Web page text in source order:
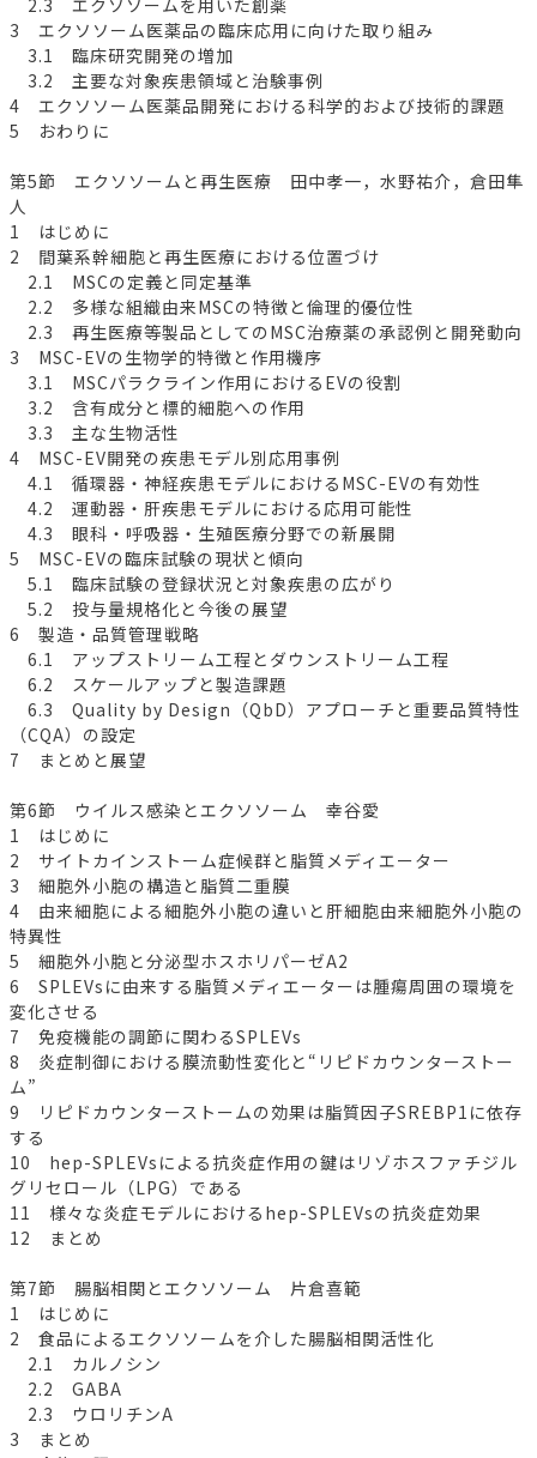
2.3 エクソソームを用いた創薬
3 エクソソーム医薬品の臨床応用に向けた取り組み
3.1 臨床研究開発の増加
3.2 主要な対象疾患領域と治験事例
4 エクソソーム医薬品開発における科学的および技術的課題
5 おわりに
第5節 エクソソームと再生医療 田中孝一，水野祐介，倉田隼
人
1 はじめに
2 間葉系幹細胞と再生医療における位置づけ
2.1 MSCの定義と同定基準
2.2 多様な組織由来MSCの特徴と倫理的優位性
2.3 再生医療等製品としてのMSC治療薬の承認例と開発動向
3 MSC-EVの生物学的特徴と作用機序
3.1 MSCパラクライン作用におけるEVの役割
3.2 含有成分と標的細胞への作用
3.3 主な生物活性
4 MSC-EV開発の疾患モデル別応用事例
4.1 循環器・神経疾患モデルにおけるMSC-EVの有効性
4.2 運動器・肝疾患モデルにおける応用可能性
4.3 眼科・呼吸器・生殖医療分野での新展開
5 MSC-EVの臨床試験の現状と傾向
5.1 臨床試験の登録状況と対象疾患の広がり
5.2 投与量規格化と今後の展望
6 製造・品質管理戦略
6.1 アップストリーム工程とダウンストリーム工程
6.2 スケールアップと製造課題
6.3 Quality by Design（QbD）アプローチと重要品質特性
（CQA）の設定
7 まとめと展望
第6節 ウイルス感染とエクソソーム 幸谷愛
1 はじめに
2 サイトカインストーム症候群と脂質メディエーター
3 細胞外小胞の構造と脂質二重膜
4 由来細胞による細胞外小胞の違いと肝細胞由来細胞外小胞の
特異性
5 細胞外小胞と分泌型ホスホリパーゼA2
6 SPLEVsに由来する脂質メディエーターは腫瘍周囲の環境を
変化させる
7 免疫機能の調節に関わるSPLEVs
8 炎症制御における膜流動性変化と“リピドカウンターストー
ム”
9 リピドカウンターストームの効果は脂質因子SREBP1に依存
する
10 hep-SPLEVsによる抗炎症作用の鍵はリゾホスファチジル
グリセロール（LPG）である
11 様々な炎症モデルにおけるhep-SPLEVsの抗炎症効果
12 まとめ
第7節 腸脳相関とエクソソーム 片倉喜範
1 はじめに
2 食品によるエクソソームを介した腸脳相関活性化
2.1 カルノシン
2.2 GABA
2.3 ウロリチンA
3 まとめ